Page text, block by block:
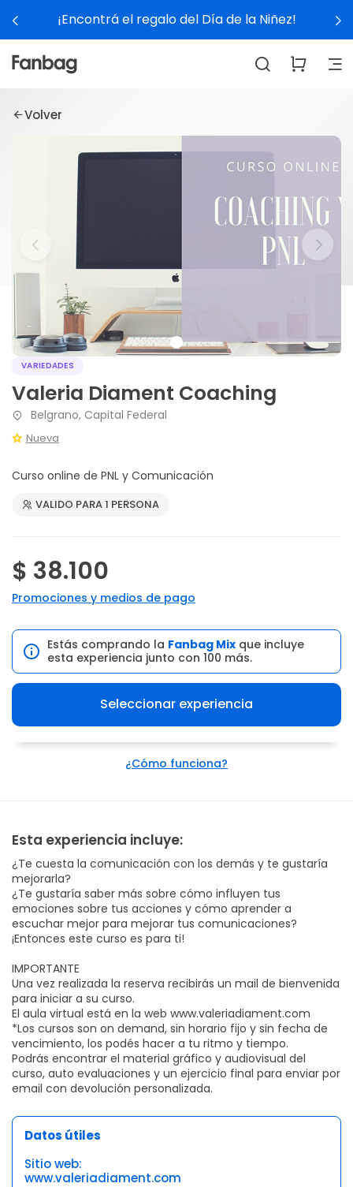
¡Encontrá el regalo del Día de la Niñez!
Volver
VARIEDADES
Valeria Diament Coaching
Belgrano, Capital Federal
Nueva
Curso online de PNL y Comunicación
VALIDO PARA 1 PERSONA
$ 38.100
Promociones y medios de pago
Estás comprando la Fanbag Mix que incluye
esta experiencia junto con 100 más.
Seleccionar experiencia
¿Cómo funciona?
Esta experiencia incluye:
¿Te cuesta la comunicación con los demás y te gustaría
mejorarla?
¿Te gustaría saber más sobre cómo influyen tus
emociones sobre tus acciones y cómo aprender a
escuchar mejor para mejorar tus comunicaciones?
¡Entonces este curso es para ti!
IMPORTANTE
Una vez realizada la reserva recibirás un mail de bienvenida
para iniciar a su curso.
El aula virtual está en la web www.valeriadiament.com
*Los cursos son on demand, sin horario fijo y sin fecha de
vencimiento, los podés hacer a tu ritmo y tiempo.
Podrás encontrar el material gráfico y audiovisual del
curso, auto evaluaciones y un ejercicio final para enviar por
email con devolución personalizada.
Datos útiles
Sitio web:
www.valeriadiament.com